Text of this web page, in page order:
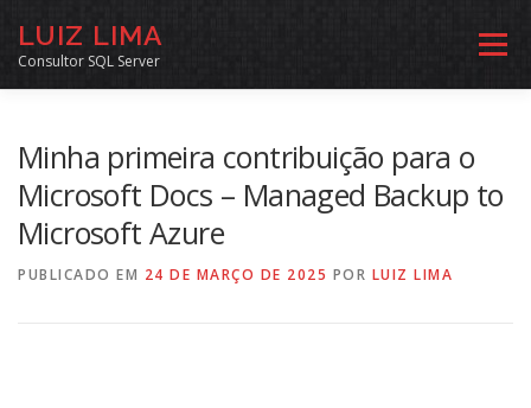
LUIZ LIMA
Consultor SQL Server
Menu
INÍCIO ARQUIVO
Minha primeira contribuição para o
Microsoft Docs – Managed Backup to
Microsoft Azure
PUBLICADO EM 24 DE MARÇO DE 2025 POR LUIZ LIMA